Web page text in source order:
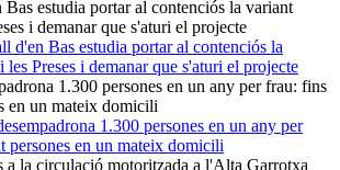
d'en Bas estudia portar al contenciós la
Preses i demanar que s'aturi el projecte
1.300 persones en un any per
persones en un mateix domicili